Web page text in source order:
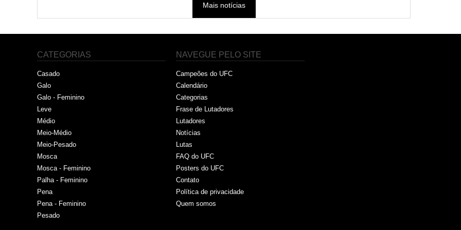
Mais notícias
CATEGORIAS
Casado
Galo
Galo - Feminino
Leve
Médio
Meio-Médio
Meio-Pesado
Mosca
Mosca - Feminino
Palha - Feminino
Pena
Pena - Feminino
Pesado
NAVEGUE PELO SITE
Campeões do UFC
Calendário
Categorias
Frase de Lutadores
Lutadores
Notícias
Lutas
FAQ do UFC
Posters do UFC
Contato
Política de privacidade
Quem somos